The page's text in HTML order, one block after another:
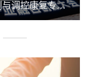
2026中国康复医学会脑功能检测与调控康复专业委员会学术年会丨脑客中国：脑机接口——EEG驱动TMS闭环调控工作坊